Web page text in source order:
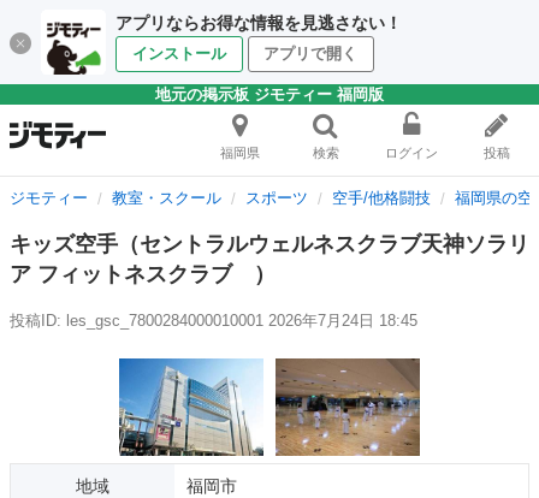
アプリならお得な情報を見逃さない！
インストール アプリで開く
地元の掲示板 ジモティー 福岡版
福岡県 検索 ログイン 投稿
ジモティー 教室・スクール スポーツ 空手/他格闘技 福岡県の空
キッズ空手（セントラルウェルネスクラブ天神ソラリ
ア フィットネスクラブ ）
投稿ID: les_gsc_7800284000010001 2026年7月24日 18:45
地域 福岡市